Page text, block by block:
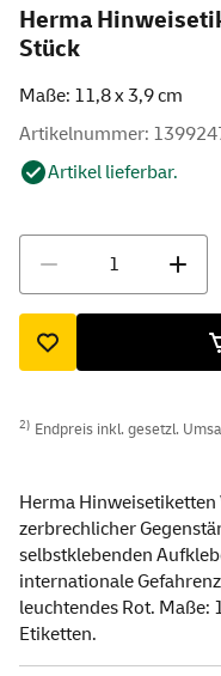
Herma
Stück
Maße: 11,8 x 3,9 cm
Artikelnummer:
Artikel lieferbar.
2) Endpreis inkl. gesetzl.
Herma Hinweisetiketten
zerbrechlicher
selbstklebenden
internationale
leuchtendes Rot. Maße:
Etiketten.